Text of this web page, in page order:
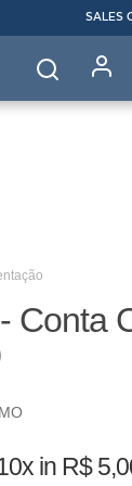
SALES
Conta
in R$